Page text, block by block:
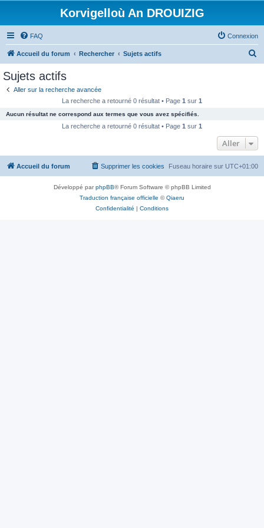
Korvigelloù An DROUIZIG
FAQ Connexion
Accueil du forum Rechercher Sujets actifs
c
e
Sujets actifs
Aller sur la recherche avancée
La recherche a retourné 0 résultat • Page 1 sur 1
Aucun résultat ne correspond aux termes que vous avez spécifiés.
La recherche a retourné 0 résultat • Page 1 sur 1
Aller
Accueil du forum Fuseau horaire sur UTC+01:00
Supprimer les cookies
Développé parphpBB® Forum Software © phpBB Limited
Traduction française officielle ©Qiaeru
Confidentialité | Conditions